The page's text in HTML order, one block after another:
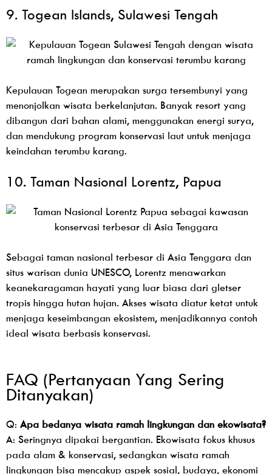
9. Togean Islands, Sulawesi Tengah
Kepulauan Togean merupakan surga tersembunyi yang
menonjolkan wisata berkelanjutan. Banyak resort yang
dibangun dari bahan alami, menggunakan energi surya,
dan mendukung program konservasi laut untuk menjaga
keindahan terumbu karang.
10. Taman Nasional Lorentz, Papua
Sebagai taman nasional terbesar di Asia Tenggara dan
situs warisan dunia UNESCO, Lorentz menawarkan
keanekaragaman hayati yang luar biasa dari gletser
tropis hingga hutan hujan. Akses wisata diatur ketat untuk
menjaga keseimbangan ekosistem, menjadikannya contoh
ideal wisata berbasis konservasi.
FAQ (Pertanyaan Yang Sering
Ditanyakan)
Q: Apa bedanya wisata ramah lingkungan dan ekowisata?
A: Seringnya dipakai bergantian. Ekowisata fokus khusus
pada alam & konservasi, sedangkan wisata ramah
lingkungan bisa mencakup aspek sosial, budaya, ekonomi